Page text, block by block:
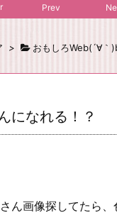
Prev
> おもしろWeb(´∀｀
になれる！？
ん画像探してたら、